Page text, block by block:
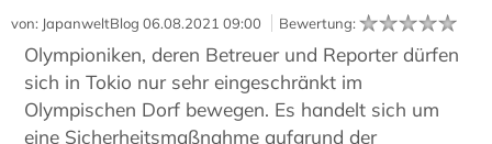
von: JapanweltBlog 06.08.2021 09:00 Bewertung:
Olympioniken, deren Betreuer und Reporter dürfen
sich in Tokio nur sehr eingeschränkt im
Olympischen Dorf bewegen. Es handelt sich um
eine Sicherheitsmaßnahme aufgrund der